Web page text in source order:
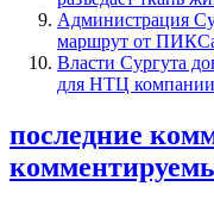
​Администрация
маршрут от
Власти Сургута
для НТЦ
последние